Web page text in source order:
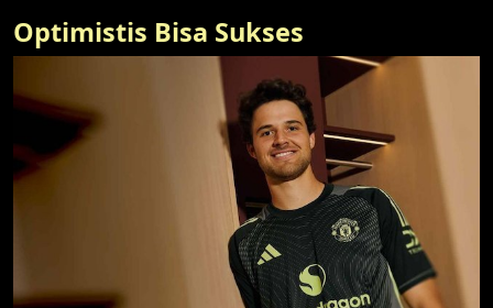
Optimistis Bisa Sukses